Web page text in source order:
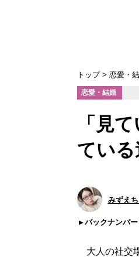
トップ 恋愛・
恋愛・結婚
「見
ている
みずえ
バックナンバー
大人の社交